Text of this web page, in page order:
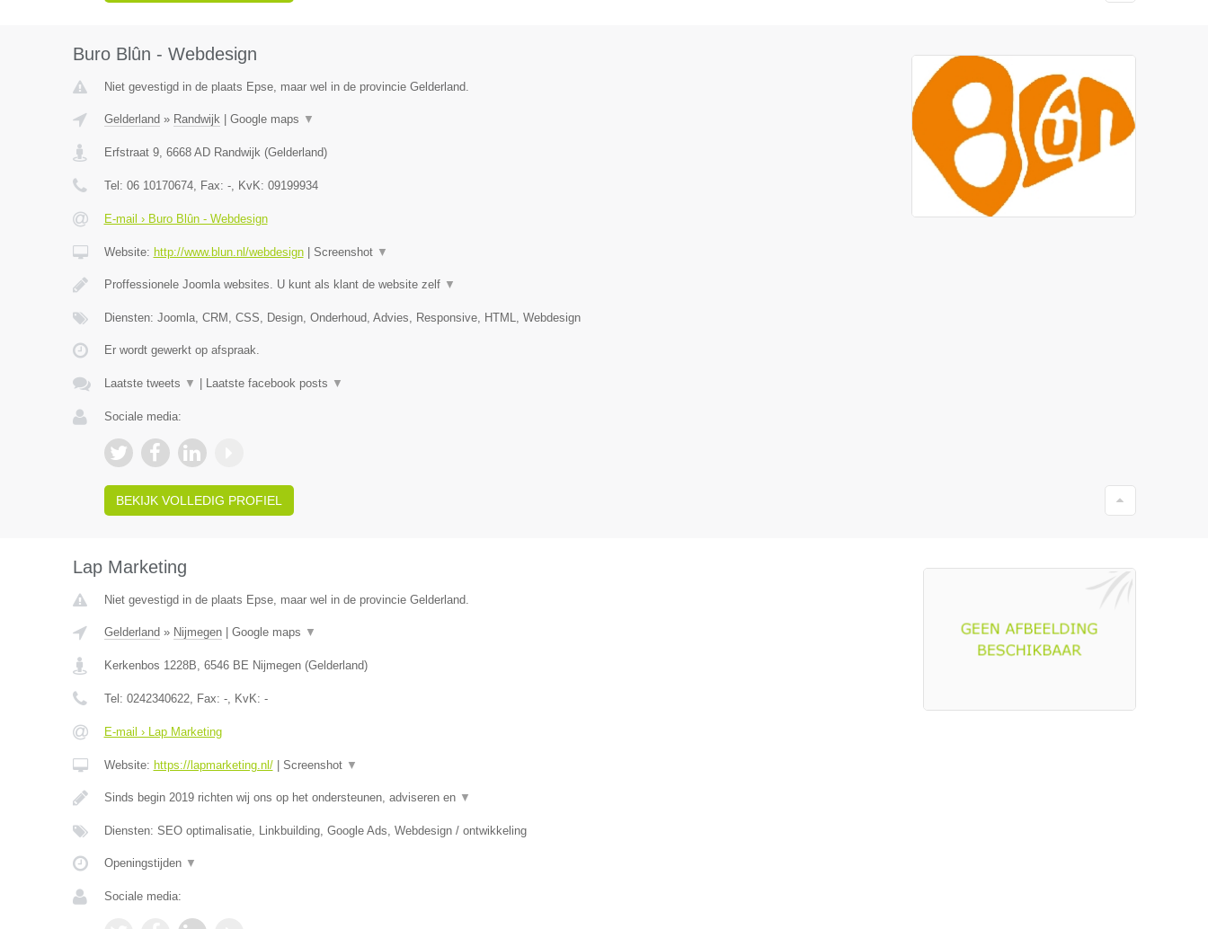
Buro Blûn - Webdesign
Niet gevestigd in de plaats Epse, maar wel in de provincie Gelderland.
Gelderland » Randwijk| Google maps ▼
Erfstraat 9, 6668 AD Randwijk(Gelderland)
Tel: 06 10170674, Fax: -, KvK: 09199934
E-mail › Buro Blûn - Webdesign
Website: http://www.blun.nl/webdesign| Screenshot ▼
Proffessionele Joomla websites. U kunt als klant de website zelf ▼
Diensten: Joomla, CRM, CSS, Design, Onderhoud, Advies, Responsive, HTML, Webdesign
Er wordt gewerkt op afspraak.
Laatste tweets ▼ Laatste facebook posts ▼
Sociale media:
BEKIJK VOLLEDIG PROFIEL
Lap Marketing
Niet gevestigd in de plaats Epse, maar wel in de provincie Gelderland.
Gelderland » Nijmegen| Google maps ▼
Kerkenbos 1228B, 6546 BE Nijmegen(Gelderland)
Tel: 0242340622, Fax: -, KvK: -
E-mail › Lap Marketing
Website: https://lapmarketing.nl/| Screenshot ▼
Sinds begin 2019 richten wij ons op het ondersteunen, adviseren en ▼
Diensten: SEO optimalisatie, Linkbuilding, Google Ads, Webdesign / ontwikkeling
Openingstijden ▼
Sociale media: